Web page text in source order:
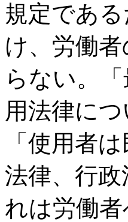
規定であ
け、労働
らない。
用法律に
「使用者
法律、行
れは労働